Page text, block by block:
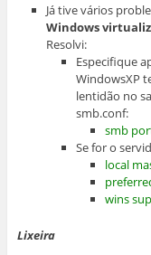
Já tive vários
Windows
Resolvi:
Especifique
WindowsXP
lentidão no
smb.conf:
smb
Se for o
local
wins
Lixeira